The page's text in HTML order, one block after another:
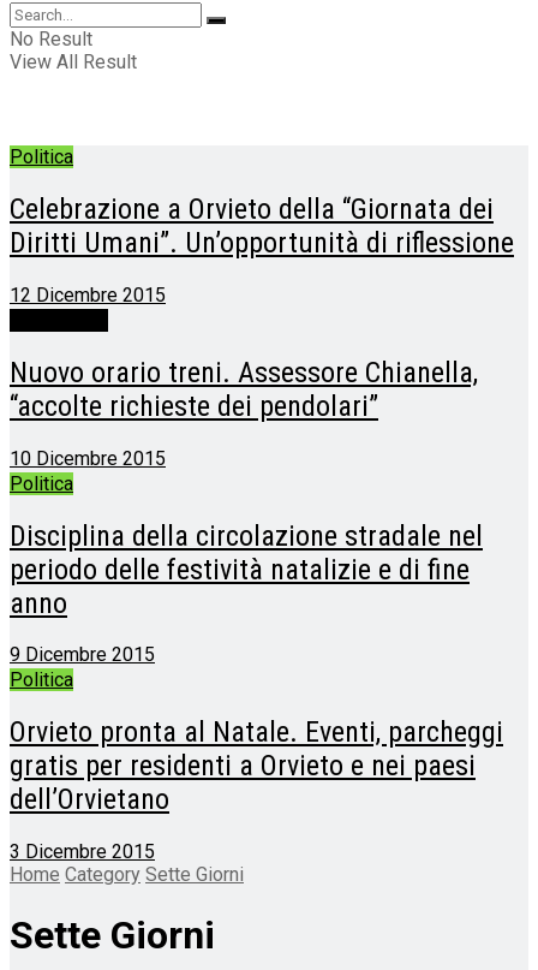
No Result
View All Result
Politica
Celebrazione a Orvieto della “Giornata dei
Diritti Umani”. Un’opportunità di riflessione
12 Dicembre 2015
Nuovo orario treni. Assessore Chianella,
“accolte richieste dei pendolari”
10 Dicembre 2015
Politica
Disciplina della circolazione stradale nel
periodo delle festività natalizie e di fine
anno
9 Dicembre 2015
Politica
Orvieto pronta al Natale. Eventi, parcheggi
gratis per residenti a Orvieto e nei paesi
dell’Orvietano
3 Dicembre 2015
Home Category Sette Giorni
Sette Giorni